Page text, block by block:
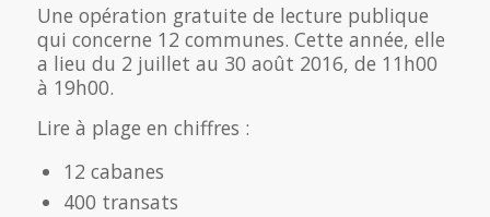
Une opération gratuite de lecture publique
qui concerne 12 communes. Cette année, elle
a lieu du 2 juillet au 30 août 2016, de 11h00
à 19h00.
Lire à plage en chiffres :
12 cabanes
400 transats